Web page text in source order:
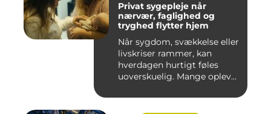
Privat sygepleje når
nærvær, faglighed og
tryghed flytter hjem
Når sygdom, svækkelse eller
livskriser rammer, kan
hverdagen hurtigt føles
uoverskuelig. Mange oplev...